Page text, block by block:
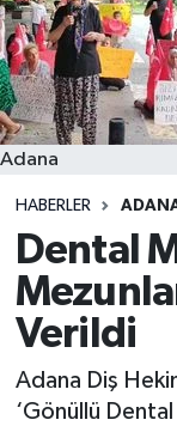
Adana
HABERLER
Dental
Verildi
Adana Diş
‘Gönüllü
Resmi